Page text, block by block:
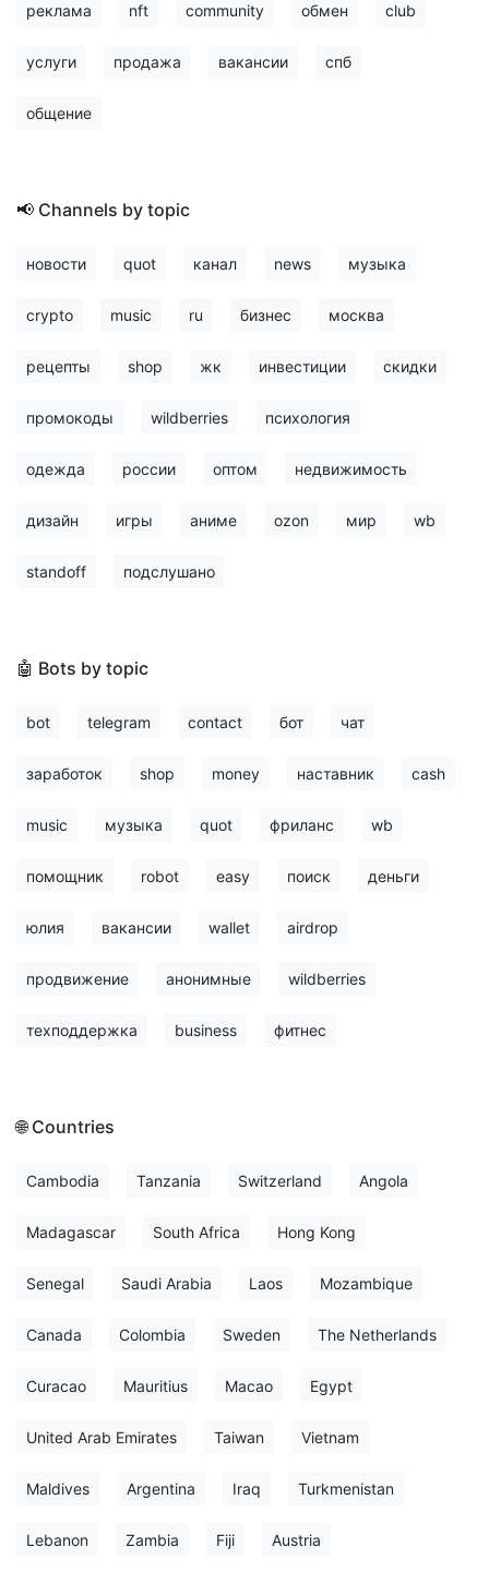
реклама nft community обмен club
услуги продажа вакансии спб
общение
📢 Channels by topic
новости quot канал news музыка
crypto music ru бизнес москва
рецепты shop жк инвестиции скидки
промокоды wildberries психология
одежда россии оптом недвижимость
дизайн игры аниме ozon мир wb
standoff подслушано
🤖 Bots by topic
bot telegram contact бот чат
заработок shop money наставник cash
music музыка quot фриланс wb
помощник robot easy поиск деньги
юлия вакансии wallet airdrop
продвижение анонимные wildberries
техподдержка business фитнес
🌐 Countries
Cambodia Tanzania Switzerland Angola
Madagascar South Africa Hong Kong
Senegal Saudi Arabia Laos Mozambique
Canada Colombia Sweden The Netherlands
Curacao Mauritius Macao Egypt
United Arab Emirates Taiwan Vietnam
Maldives Argentina Iraq Turkmenistan
Lebanon Zambia Fiji Austria